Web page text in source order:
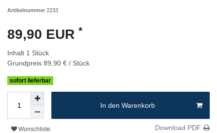
Artikelnummer 2233
89,90 EUR *
Inhalt 1 Stück
Grundpreis 89,90 € / Stück
sofort lieferbar
In den Warenkorb
Wunschliste Download PDF